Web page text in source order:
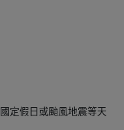
定假日或颱風地震等天